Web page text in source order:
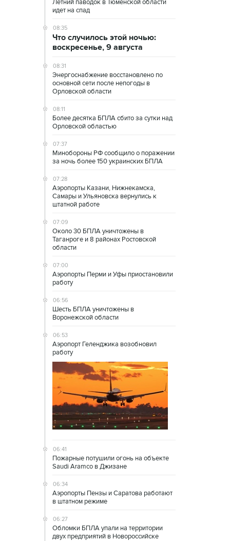
Летний паводок в Тюменской области
идет на спад
08:35
Что случилось этой ночью:
воскресенье, 9 августа
08:31
Энергоснабжение восстановлено по
основной сети после непогоды в
Орловской области
08:11
Более десятка БПЛА сбито за сутки над
Орловской областью
07:37
Минобороны РФ сообщило о поражении
за ночь более 150 украинских БПЛА
07:28
Аэропорты Казани, Нижнекамска,
Самары и Ульяновска вернулись к
штатной работе
07:09
Около 30 БПЛА уничтожены в
Таганроге и 8 районах Ростовской
области
07:00
Аэропорты Перми и Уфы приостановили
работу
06:56
Шесть БПЛА уничтожены в
Воронежской области
06:53
Аэропорт Геленджика возобновил
работу
06:41
Пожарные потушили огонь на объекте
Saudi Aramco в Джизане
06:34
Аэропорты Пензы и Саратова работают
в штатном режиме
06:27
Обломки БПЛА упали на территории
двух предприятий в Новороссийске